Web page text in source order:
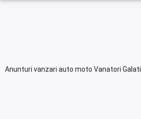
Anunturi vanzari auto moto Vanatori Galati